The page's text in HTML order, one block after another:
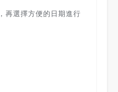
再選擇方便的日期進行